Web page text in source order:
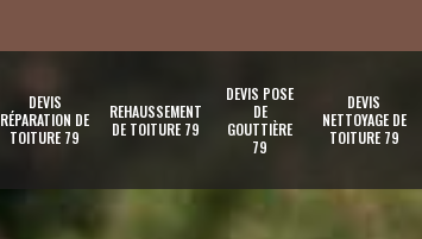
DEVIS
RÉPARATION DE
TOITURE 79
REHAUSSEMENT
DE TOITURE 79
DEVIS POSE
DE
GOUTTIÈRE
79
DEVIS
NETTOYAGE DE
TOITURE 79